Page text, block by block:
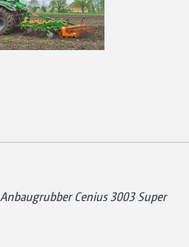
Anbaugrubber Cenius 3003 Super